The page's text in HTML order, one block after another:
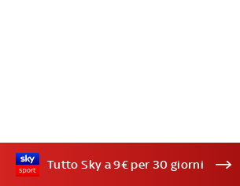
Tutto Sky a 9€ per 30 giorni